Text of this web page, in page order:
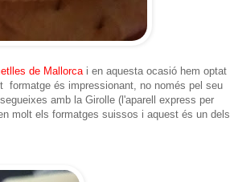
de Mallorcai en aquesta ocasió hem optat
formatge és impressionant, no només pel seu
amb la Girolle (l'aparell express per
molt els formatges suissos i aquest és un dels